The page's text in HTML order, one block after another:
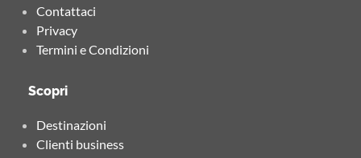
Contattaci
Privacy
Termini e Condizioni
Scopri
Destinazioni
Clienti business